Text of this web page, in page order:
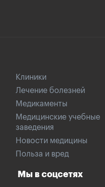
Клиники
Лечение болезней
Медикаменты
Медицинские учебные
заведения
Новости медицины
Польза и вред
Мы в соцсетях